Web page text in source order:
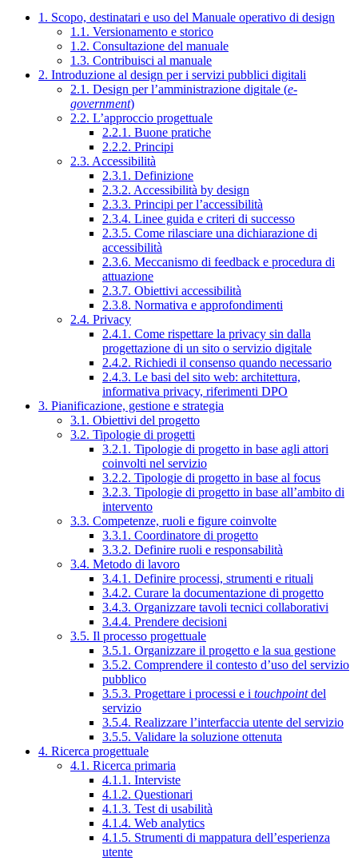
1. Scopo, destinatari e uso del Manuale operativo di design
1.1. Versionamento e storico
1.2. Consultazione del manuale
1.3. Contribuisci al manuale
2. Introduzione al design per i servizi pubblici digitali
2.1. Design per l’amministrazione digitale (e-
government)
2.2. L’approccio progettuale
2.2.1. Buone pratiche
2.2.2. Principi
2.3. Accessibilità
2.3.1. Definizione
2.3.2. Accessibilità by design
2.3.3. Principi per l’accessibilità
2.3.4. Linee guida e criteri di successo
2.3.5. Come rilasciare una dichiarazione di
accessibilità
2.3.6. Meccanismo di feedback e procedura di
attuazione
2.3.7. Obiettivi accessibilità
2.3.8. Normativa e approfondimenti
2.4. Privacy
2.4.1. Come rispettare la privacy sin dalla
progettazione di un sito o servizio digitale
2.4.2. Richiedi il consenso quando necessario
2.4.3. Le basi del sito web: architettura,
informativa privacy, riferimenti DPO
3. Pianificazione, gestione e strategia
3.1. Obiettivi del progetto
3.2. Tipologie di progetti
3.2.1. Tipologie di progetto in base agli attori
coinvolti nel servizio
3.2.2. Tipologie di progetto in base al focus
3.2.3. Tipologie di progetto in base all’ambito di
intervento
3.3. Competenze, ruoli e figure coinvolte
3.3.1. Coordinatore di progetto
3.3.2. Definire ruoli e responsabilità
3.4. Metodo di lavoro
3.4.1. Definire processi, strumenti e rituali
3.4.2. Curare la documentazione di progetto
3.4.3. Organizzare tavoli tecnici collaborativi
3.4.4. Prendere decisioni
3.5. Il processo progettuale
3.5.1. Organizzare il progetto e la sua gestione
3.5.2. Comprendere il contesto d’uso del servizio
pubblico
3.5.3. Progettare i processi e i touchpointdel
servizio
3.5.4. Realizzare l’interfaccia utente del servizio
3.5.5. Validare la soluzione ottenuta
4. Ricerca progettuale
4.1. Ricerca primaria
4.1.1. Interviste
4.1.2. Questionari
4.1.3. Test di usabilità
4.1.4. Web analytics
4.1.5. Strumenti di mappatura dell’esperienza
utente